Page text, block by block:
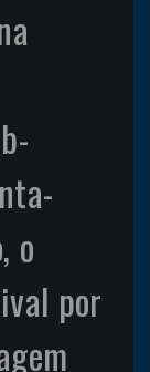
o
por